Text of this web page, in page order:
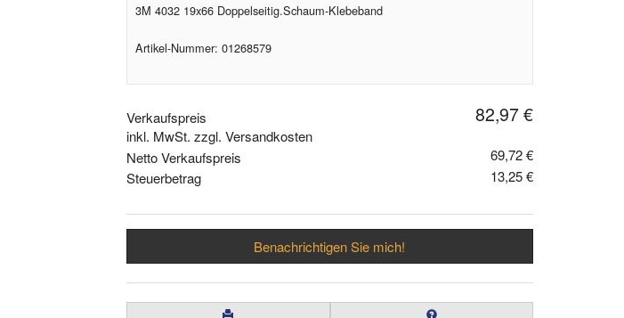
3M 4032 19x66 Doppelseitig.Schaum-Klebeband
Artikel-Nummer: 01268579
Verkaufspreis 82,97 €
inkl. MwSt. zzgl. Versandkosten
Netto Verkaufspreis
69,72 €
Steuerbetrag
13,25 €
Benachrichtigen Sie mich!